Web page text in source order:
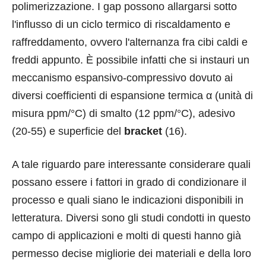
polimerizzazione. I gap possono allargarsi sotto
l'influsso di un ciclo termico di riscaldamento e
raffreddamento, ovvero l'alternanza fra cibi caldi e
freddi appunto. È possibile infatti che si instauri un
meccanismo espansivo-compressivo dovuto ai
diversi coefficienti di espansione termica α (unità di
misura ppm/°C) di smalto (12 ppm/°C), adesivo
(20-55) e superficie del bracket (16).
A tale riguardo pare interessante considerare quali
possano essere i fattori in grado di condizionare il
processo e quali siano le indicazioni disponibili in
letteratura. Diversi sono gli studi condotti in questo
campo di applicazioni e molti di questi hanno già
permesso decise migliorie dei materiali e della loro